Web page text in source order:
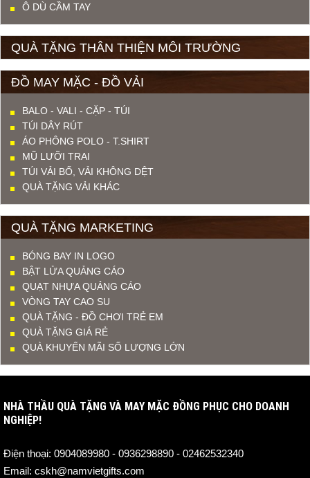
Ô DÙ CẦM TAY
QUÀ TẶNG THÂN THIỆN MÔI TRƯỜNG
ĐỒ MAY MẶC - ĐỒ VẢI
BALO - VALI - CẶP - TÚI
TÚI DÂY RÚT
ÁO PHÔNG POLO - T.SHIRT
MŨ LƯỠI TRAI
TÚI VẢI BỐ, VẢI KHÔNG DỆT
QUÀ TẶNG VẢI KHÁC
QUÀ TẶNG MARKETING
BÓNG BAY IN LOGO
BẬT LỬA QUẢNG CÁO
QUẠT NHỰA QUẢNG CÁO
VÒNG TAY CAO SU
QUÀ TẶNG - ĐỒ CHƠI TRẺ EM
QUÀ TẶNG GIÁ RẺ
QUÀ KHUYẾN MÃI SỐ LƯỢNG LỚN
NHÀ THẦU QUÀ TẶNG VÀ MAY MẶC ĐỒNG PHỤC CHO DOANH
NGHIỆP!
Điện thoại: 0904089980 - 0936298890 - 02462532340
Email: cskh@namvietgifts.com